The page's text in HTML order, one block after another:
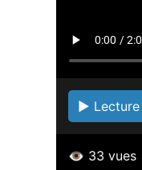
▶️ Lecture
👁️ 33 vues